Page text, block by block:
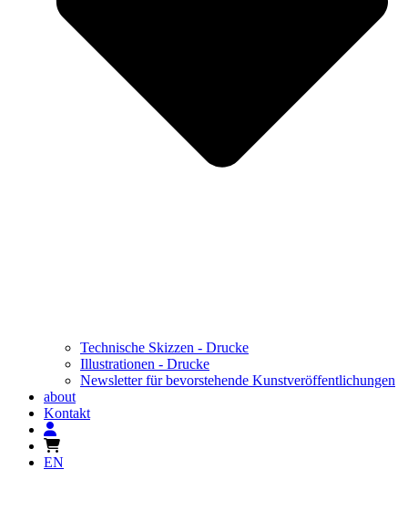
Technische Skizzen - Drucke
Illustrationen - Drucke
Newsletter für bevorstehende Kunstveröffentlichungen
about
Kontakt
EN